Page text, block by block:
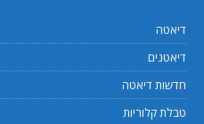
דיאטה
דיאטנים
חדשות דיאטה
טבלת קלוריות